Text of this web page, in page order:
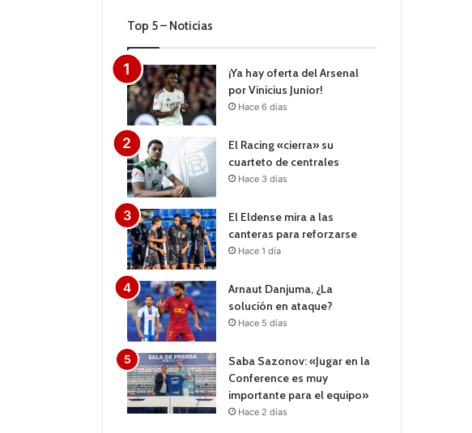
Top 5 – Noticias
¡Ya hay oferta del Arsenal
por Vinicius Junior!
Hace 6 días
El Racing «cierra» su
cuarteto de centrales
Hace 3 días
El Eldense mira a las
canteras para reforzarse
Hace 1 día
Arnaut Danjuma, ¿La
solución en ataque?
Hace 5 días
Saba Sazonov: «Jugar en la
Conference es muy
importante para el equipo»
Hace 2 días